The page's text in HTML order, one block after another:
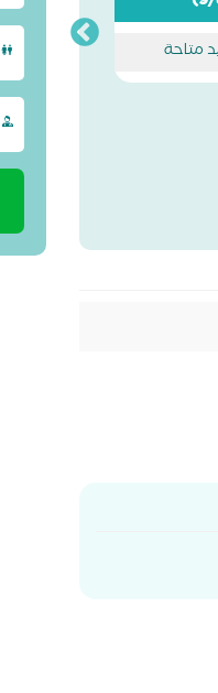
متاحة